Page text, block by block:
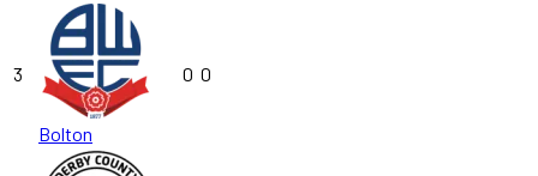
3
Bolton
0 0